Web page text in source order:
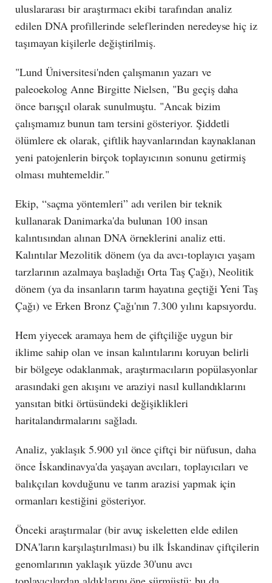
uluslararası bir araştırmacı ekibi tarafından analiz
edilen DNA profillerinde seleflerinden neredeyse hiç iz
taşımayan kişilerle değiştirilmiş.
"Lund Üniversitesi'nden çalışmanın yazarı ve
paleoekolog Anne Birgitte Nielsen, "Bu geçiş daha
önce barışçıl olarak sunulmuştu. "Ancak bizim
çalışmamız bunun tam tersini gösteriyor. Şiddetli
ölümlere ek olarak, çiftlik hayvanlarından kaynaklanan
yeni patojenlerin birçok toplayıcının sonunu getirmiş
olması muhtemeldir."
Ekip, “saçma yöntemleri” adı verilen bir teknik
kullanarak Danimarka'da bulunan 100 insan
kalıntısından alınan DNA örneklerini analiz etti.
Kalıntılar Mezolitik dönem (ya da avcı-toplayıcı yaşam
tarzlarının azalmaya başladığı Orta Taş Çağı), Neolitik
dönem (ya da insanların tarım hayatına geçtiği Yeni Taş
Çağı) ve Erken Bronz Çağı'nın 7.300 yılını kapsıyordu.
Hem yiyecek aramaya hem de çiftçiliğe uygun bir
iklime sahip olan ve insan kalıntılarını koruyan belirli
bir bölgeye odaklanmak, araştırmacıların popülasyonlar
arasındaki gen akışını ve araziyi nasıl kullandıklarını
yansıtan bitki örtüsündeki değişiklikleri
haritalandırmalarını sağladı.
Analiz, yaklaşık 5.900 yıl önce çiftçi bir nüfusun, daha
önce İskandinavya'da yaşayan avcıları, toplayıcıları ve
balıkçıları kovduğunu ve tarım arazisi yapmak için
ormanları kestiğini gösteriyor.
Önceki araştırmalar (bir avuç iskeletten elde edilen
DNA'ların karşılaştırılması) bu ilk İskandinav çiftçilerin
genomlarının yaklaşık yüzde 30'unu avcı